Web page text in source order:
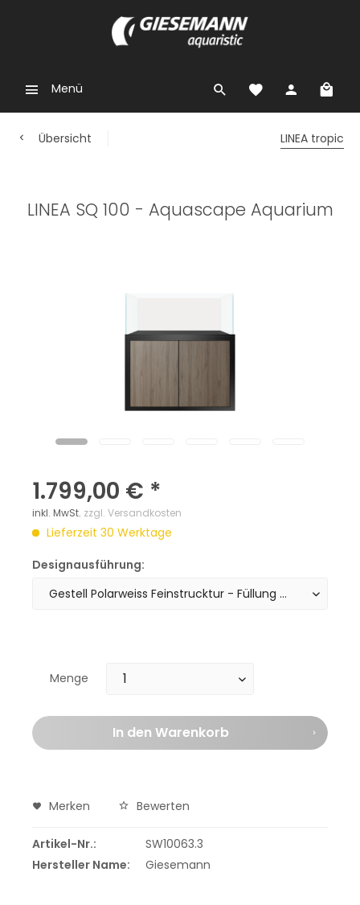
Menü
Übersicht LINEA tropic
LINEA SQ 100 - Aquascape Aquarium
1.799,00 € *
inkl. MwSt. zzgl. Versandkosten
Lieferzeit 30 Werktage
Designausführung:
Menge
In den Warenkorb
Merken Bewerten
Artikel-Nr.:
SW10063.3
Hersteller Name:
Giesemann